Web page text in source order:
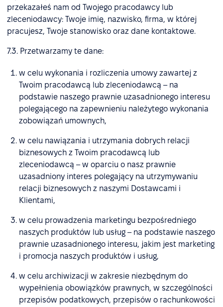
przekazałeś nam od Twojego pracodawcy lub
zleceniodawcy: Twoje imię, nazwisko, firma, w której
pracujesz, Twoje stanowisko oraz dane kontaktowe.
7.3. Przetwarzamy te dane:
w celu wykonania i rozliczenia umowy zawartej z
Twoim pracodawcą lub zleceniodawcą – na
podstawie naszego prawnie uzasadnionego interesu
polegającego na zapewnieniu należytego wykonania
zobowiązań umownych,
w celu nawiązania i utrzymania dobrych relacji
biznesowych z Twoim pracodawcą lub
zleceniodawcą – w oparciu o nasz prawnie
uzasadniony interes polegający na utrzymywaniu
relacji biznesowych z naszymi Dostawcami i
Klientami,
w celu prowadzenia marketingu bezpośredniego
naszych produktów lub usług – na podstawie naszego
prawnie uzasadnionego interesu, jakim jest marketing
i promocja naszych produktów i usług,
w celu archiwizacji w zakresie niezbędnym do
wypełnienia obowiązków prawnych, w szczególności
przepisów podatkowych, przepisów o rachunkowości